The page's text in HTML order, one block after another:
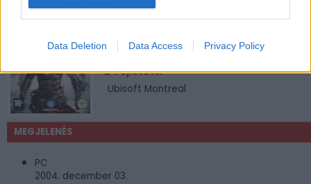
Data Deletion Data Access Privacy Policy
Műfaj:
Akció
Kiadó:
Ubisoft
Fejlesztő:
Ubisoft Montreal
MEGJELENÉS
PC
2004. december 03.